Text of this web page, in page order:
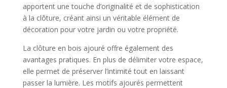
apportent une touche d’originalité et de sophistication
à la clôture, créant ainsi un véritable élément de
décoration pour votre jardin ou votre propriété.
La clôture en bois ajouré offre également des
avantages pratiques. En plus de délimiter votre espace,
elle permet de préserver l’intimité tout en laissant
passer la lumière. Les motifs ajourés permettent